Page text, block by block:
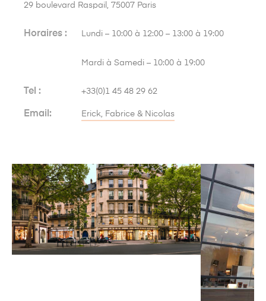
29 boulevard Raspail, 75007 Paris
​Horaires : Lundi – 10:00 à 12:00 – 13:00 à 19:00
Mardi à Samedi – 10:00 à 19:00
Tel : +33(0)1 45 48 29 62
Email: Erick, Fabrice & Nicolas